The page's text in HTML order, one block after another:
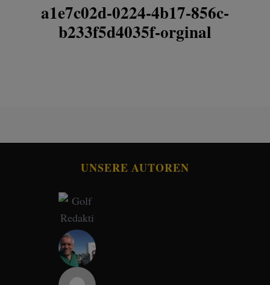
a1e7c02d-0224-4b17-856c-
b233f5d4035f-orginal
UNSERE AUTOREN